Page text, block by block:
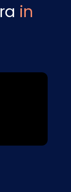
in